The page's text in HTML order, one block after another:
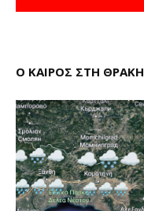
Ο ΚΑΙΡΟΣ ΣΤΗ ΘΡΑΚΗ